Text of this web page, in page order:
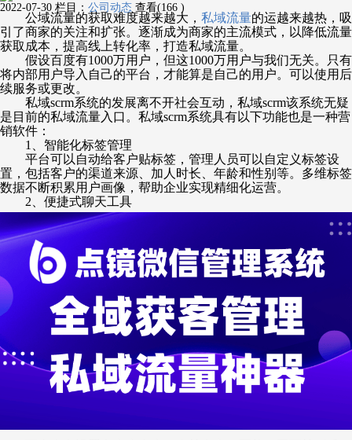
2022-07-30 栏目： 公司动态 查看(166 )
公域流量的获取难度越来越大， 私域流量的运越来越热，吸
引了商家的关注和扩张。逐渐成为商家的主流模式，以降低流量
获取成本，提高线上转化率，打造私域流量。
假设百度有1000万用户，但这1000万用户与我们无关。只有
将内部用户导入自己的平台，才能算是自己的用户。可以使用后
续服务或更改。
私域scrm系统的发展离不开社会互动，私域scrm该系统无疑
是目前的私域流量入口。私域scrm系统具有以下功能也是一种营
销软件：
1、智能化标签管理
平台可以自动给客户贴标签，管理人员可以自定义标签设
置，包括客户的渠道来源、加人时长、年龄和性别等。多维标签
数据不断积累用户画像，帮助企业实现精细化运营。
2、便捷式聊天工具